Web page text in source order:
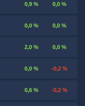
0,9 % 0,0 %
0,0 % 0,0 %
2,0 % 0,0 %
0,0 % -0,2 %
0,6 % -0,2 %